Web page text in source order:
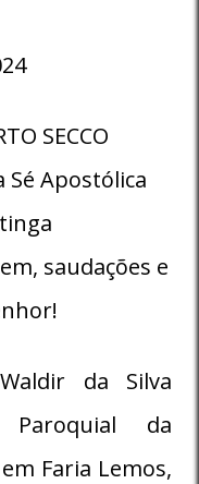
SECCO
Sé Apostólica
saudações e
da Silva
Paroquial da
Faria Lemos,